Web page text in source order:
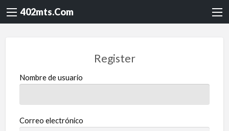
402mts.Com
Register
Nombre de usuario
Correo electrónico